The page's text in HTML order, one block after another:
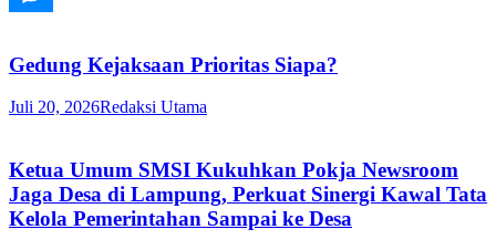
Gedung Kejaksaan Prioritas Siapa?
Juli 20, 2026Redaksi Utama
Ketua Umum SMSI Kukuhkan Pokja Newsroom
Jaga Desa di Lampung, Perkuat Sinergi Kawal Tata
Kelola Pemerintahan Sampai ke Desa